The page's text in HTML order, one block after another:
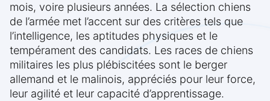
mois, voire plusieurs années. La sélection chiens
de l’armée met l’accent sur des critères tels que
l’intelligence, les aptitudes physiques et le
tempérament des candidats. Les races de chiens
militaires les plus plébiscitées sont le berger
allemand et le malinois, appréciés pour leur force,
leur agilité et leur capacité d’apprentissage.